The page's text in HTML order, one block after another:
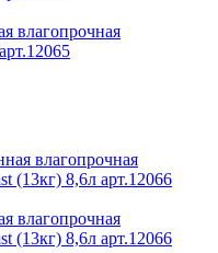
влагопрочная
влагопрочная
8,6л арт.12066